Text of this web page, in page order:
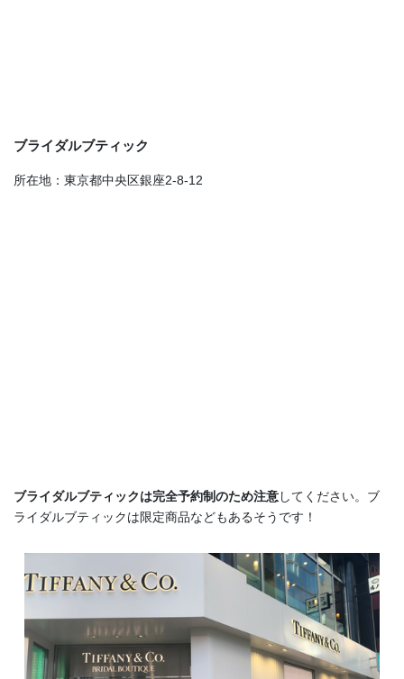
ブライダルブティック
所在地：東京都中央区銀座2-8-12
ブライダルブティックは完全予約制のため注意してください。ブ
ライダルブティックは限定商品などもあるそうです！